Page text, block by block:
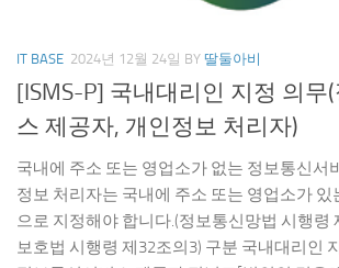
IT BASE 2024년 12월 24일 BY 딸둘아비
[ISMS-P] 국내대리인 지정 의무
스 제공자, 개인정보 처리자)
국내에 주소 또는 영업소가 없는 정보통신서
정보 처리자는 국내에 주소 또는 영업소가 있
으로 지정해야 합니다.(정보통신망법 시행령
보호법 시행령 제32조의3) 구분 국내대리인